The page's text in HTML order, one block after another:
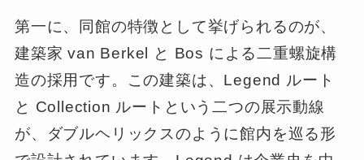
第一に、同館の特徴として挙げられるのが、
建築家 van Berkel と Bos による二重螺旋構
造の採用です。この建築は、Legend ルート
と Collection ルートという二つの展示動線
が、ダブルヘリックスのように館内を巡る形